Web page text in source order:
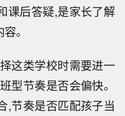
课后答疑,是家长了解
。
这类学校时需要进一
型节奏是否会偏快。
,节奏是否匹配孩子当